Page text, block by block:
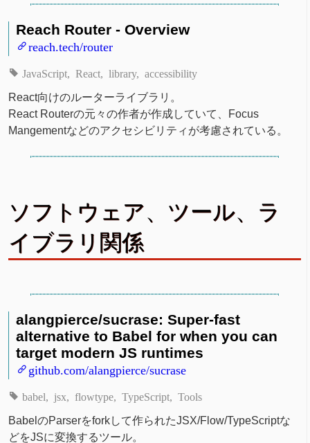
Reach Router - Overview
reach.tech/router
JavaScript React library accessibility
React向けのルーターライブラリ。
React Routerの元々の作者が作成していて、Focus
Mangementなどのアクセシビリティが考慮されている。
ソフトウェア、ツール、ラ
イブラリ関係
alangpierce/sucrase: Super-fast
alternative to Babel for when you can
target modern JS runtimes
github.com/alangpierce/sucrase
babel jsx flowtype TypeScript Tools
BabelのParserをforkして作られたJSX/Flow/TypeScriptな
どをJSに変換するツール。